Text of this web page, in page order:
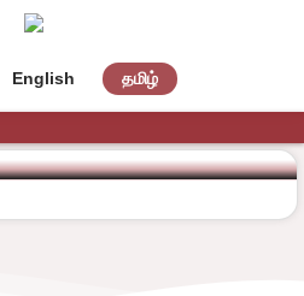
English தமிழ்
අංශය